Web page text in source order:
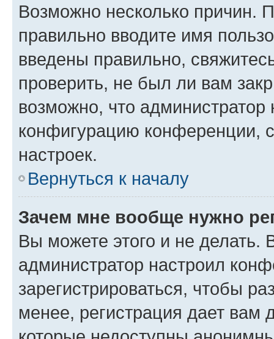
Возможно несколько причин.
правильно вводите имя
введены правильно,
проверить, не был ли вам
возможно, что администратор
конфигурацию конференции,
настроек.
Вернуться к началу
Зачем мне вообще нужно
Вы можете этого и не делать.
администратор настроил
зарегистрироваться, чтобы
менее, регистрация дает вам